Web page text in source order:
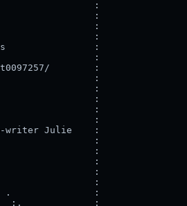
:
:
:
:
:
:
:
:
:
:
:
:
writer Julie    :
:
:
:
:
:
.               :
:.             :